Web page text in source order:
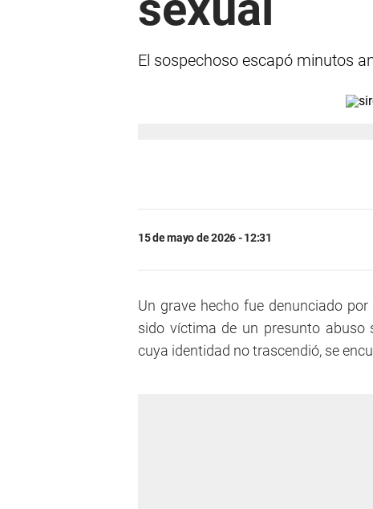
El sospechoso escapó minutos
15 de mayo de 2026 - 12:31
Un grave hecho fue denunciado
sido víctima de un presunto abuso
cuya identidad no trascendió, se